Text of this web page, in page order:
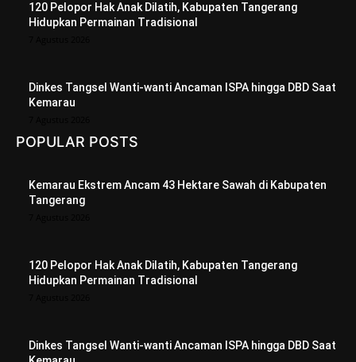
120 Pelopor Hak Anak Dilatih, Kabupaten Tangerang
Hidupkan Permainan Tradisional
Dinkes Tangsel Wanti-wanti Ancaman ISPA hingga DBD Saat
Kemarau
POPULAR POSTS
Kemarau Ekstrem Ancam 43 Hektare Sawah di Kabupaten
Tangerang
120 Pelopor Hak Anak Dilatih, Kabupaten Tangerang
Hidupkan Permainan Tradisional
Dinkes Tangsel Wanti-wanti Ancaman ISPA hingga DBD Saat